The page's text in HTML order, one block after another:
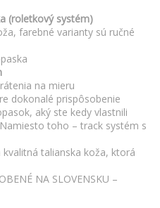
(roletkový systém)
farebné varianty sú ručné
na mieru
dokonalé prispôsobenie
aký ste kedy vlastnili
toho – track systém s
talianska koža, ktorá
NA SLOVENSKU –